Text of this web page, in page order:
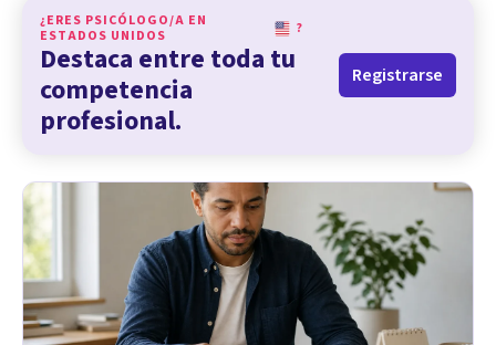
¿ERES PSICÓLOGO/A EN
ESTADOS UNIDOS
?
Destaca entre toda tu
competencia
profesional.
Registrarse